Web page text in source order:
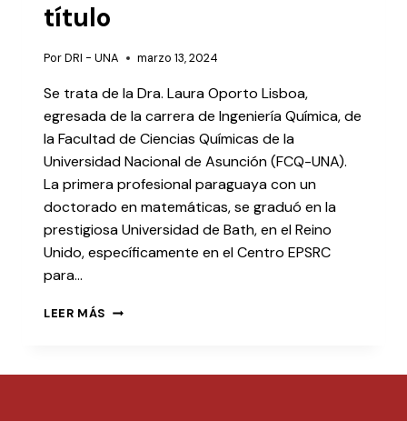
título
PorDRI - UNA marzo 13, 2024
Se trata de la Dra. Laura Oporto Lisboa,
egresada de la carrera de Ingeniería Química, de
la Facultad de Ciencias Químicas de la
Universidad Nacional de Asunción (FCQ-UNA).
La primera profesional paraguaya con un
doctorado en matemáticas, se graduó en la
prestigiosa Universidad de Bath, en el Reino
Unido, específicamente en el Centro EPSRC
para…
LEER MÁS